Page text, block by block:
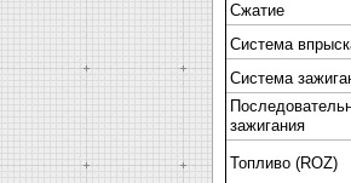
Сжатие
Система
Система
зажигания
Топливо (ROZ)